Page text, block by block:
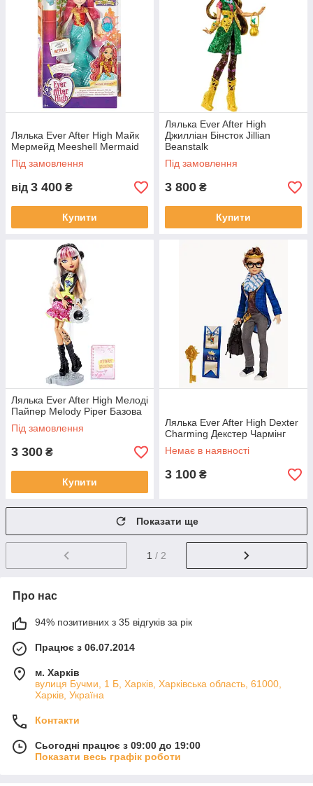
Лялька Ever After High Майк
Мермейд Meeshell Mermaid
Під замовлення
від 3 400 ₴
Купити
Лялька Ever After High
Джилліан Бінсток Jillian
Beanstalk
Під замовлення
3 800 ₴
Купити
Лялька Ever After High Мелоді
Пайпер Melody Piper Базова
Під замовлення
3 300 ₴
Купити
Лялька Ever After High Dexter
Charming Декстер Чармінг
Немає в наявності
3 100 ₴
Показати ще
1 / 2
Про нас
94% позитивних з 35 відгуків за рік
Працює з 06.07.2014
м. Харків
вулиця Бучми, 1 Б, Харків, Харківська область, 61000,
Харків, Україна
Контакти
Сьогодні працює з 09:00 до 19:00
Показати весь графік роботи